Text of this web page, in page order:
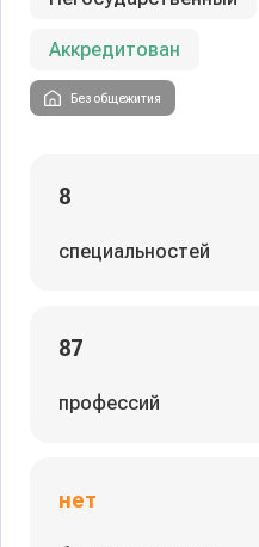
Аккредитован
Без общежития
8
специальностей
87
профессий
нет